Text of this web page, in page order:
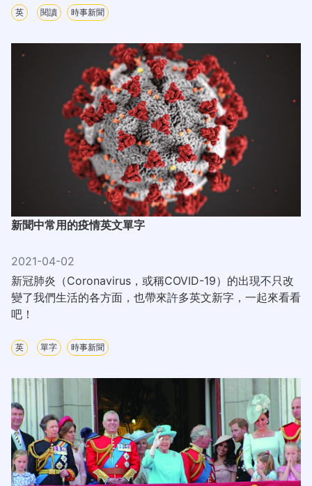
英 閱讀 時事新聞
新聞中常用的疫情英文單字
2021-04-02
新冠肺炎（Coronavirus，或稱COVID-19）的出現不只改
變了我們生活的各方面，也帶來許多英文新字，一起來看看
吧！
英 單字 時事新聞